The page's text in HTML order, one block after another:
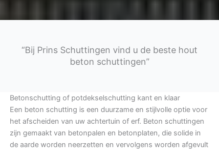
“Bij Prins Schuttingen vind u de beste hout
beton schuttingen”
Betonschutting of potdekselschutting kant en klaar
Een beton schutting is een duurzame en stijlvolle optie voor
het afscheiden van uw achtertuin of erf. Beton schuttingen
zijn gemaakt van betonpalen en betonplaten, die solide in
de aarde worden neerzetten en vervolgens worden afgevult